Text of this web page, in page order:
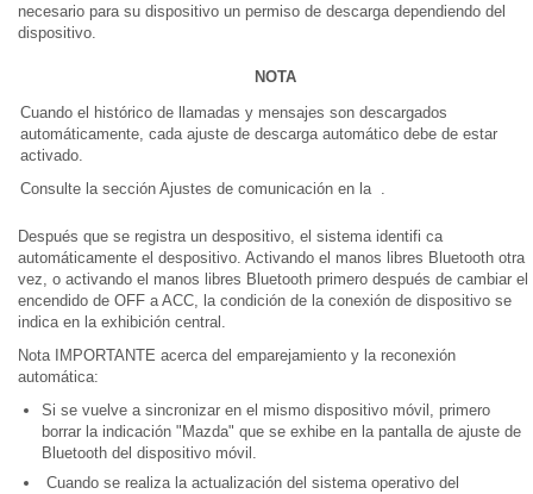
necesario para su dispositivo un permiso de descarga dependiendo del
dispositivo.
NOTA
Cuando el histórico de llamadas y mensajes son descargados
automáticamente, cada ajuste de descarga automático debe de estar
activado.
Consulte la sección Ajustes de comunicación en la .
Después que se registra un despositivo, el sistema identifi ca
automáticamente el despositivo. Activando el manos libres Bluetooth otra
vez, o activando el manos libres Bluetooth primero después de cambiar el
encendido de OFF a ACC, la condición de la conexión de dispositivo se
indica en la exhibición central.
Nota IMPORTANTE acerca del emparejamiento y la reconexión
automática:
Si se vuelve a sincronizar en el mismo dispositivo móvil, primero
borrar la indicación "Mazda" que se exhibe en la pantalla de ajuste de
Bluetooth del dispositivo móvil.
Cuando se realiza la actualización del sistema operativo del